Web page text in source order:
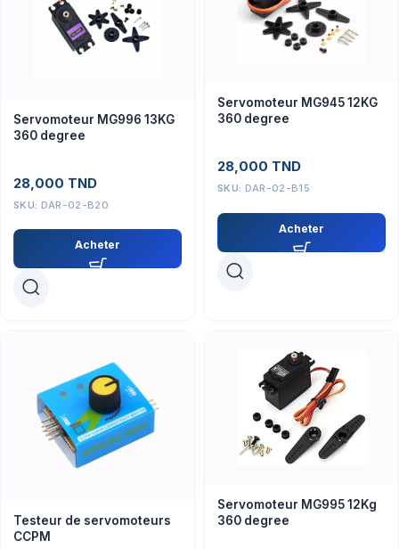
Servomoteur MG996 13KG
360 degree
28,000 TND
SKU: DAR-02-B20
Acheter
Servomoteur MG945 12KG
360 degree
28,000 TND
SKU: DAR-02-B15
Acheter
Testeur de servomoteurs
CCPM
Servomoteur MG995 12Kg
360 degree